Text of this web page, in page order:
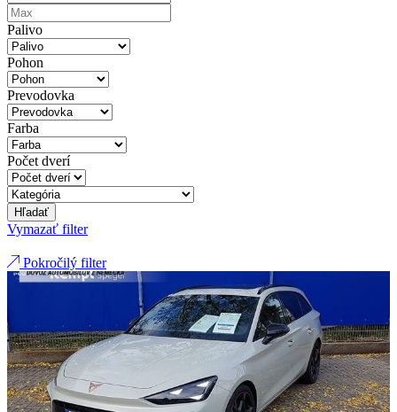
Palivo
Pohon
Prevodovka
Farba
Počet dverí
Hľadať
Vymazať filter
Pokročilý filter